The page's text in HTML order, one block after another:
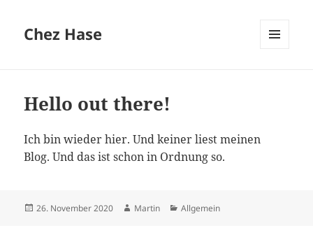
Chez Hase
Hello out there!
Ich bin wieder hier. Und keiner liest meinen
Blog. Und das ist schon in Ordnung so.
Veröffentlicht
26. November 2020 Autor
Martin Kategorien
Allgemein